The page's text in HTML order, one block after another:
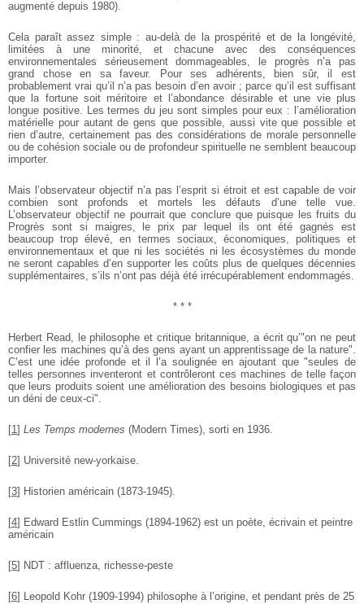
augmenté depuis 1980).
Cela paraît assez simple : au-delà de la prospérité et de la longévité,
limitées à une minorité, et chacune avec des conséquences
environnementales sérieusement dommageables, le progrès n’a pas
grand chose en sa faveur. Pour ses adhérents, bien sûr, il est
probablement vrai qu’il n’a pas besoin d’en avoir ; parce qu’il est suffisant
que la fortune soit méritoire et l’abondance désirable et une vie plus
longue positive. Les termes du jeu sont simples pour eux : l’amélioration
matérielle pour autant de gens que possible, aussi vite que possible et
rien d’autre, certainement pas des considérations de morale personnelle
ou de cohésion sociale ou de profondeur spirituelle ne semblent beaucoup
importer.
Mais l’observateur objectif n’a pas l’esprit si étroit et est capable de voir
combien sont profonds et mortels les défauts d’une telle vue.
L’observateur objectif ne pourrait que conclure que puisque les fruits du
Progrès sont si maigres, le prix par lequel ils ont été gagnés est
beaucoup trop élevé, en termes sociaux, économiques, politiques et
environnementaux et que ni les sociétés ni les écosystèmes du monde
ne seront capables d’en supporter les coûts plus de quelques décennies
supplémentaires, s’ils n’ont pas déjà été irrécupérablement endommagés.
* * *
Herbert Read, le philosophe et critique britannique, a écrit qu’"on ne peut
confier les machines qu’à des gens ayant un apprentissage de la nature".
C’est une idée profonde et il l’a soulignée en ajoutant que "seules de
telles personnes inventeront et contrôleront ces machines de telle façon
que leurs produits soient une amélioration des besoins biologiques et pas
un déni de ceux-ci".
[1] Les Temps modernes (Modern Times), sorti en 1936.
[2] Université new-yorkaise.
[3] Historien américain (1873-1945).
[4] Edward Estlin Cummings (1894-1962) est un poète, écrivain et peintre
américain
[5] NDT : affluenza, richesse-peste
[6] Leopold Kohr (1909-1994) philosophe à l’origine, et pendant près de 25